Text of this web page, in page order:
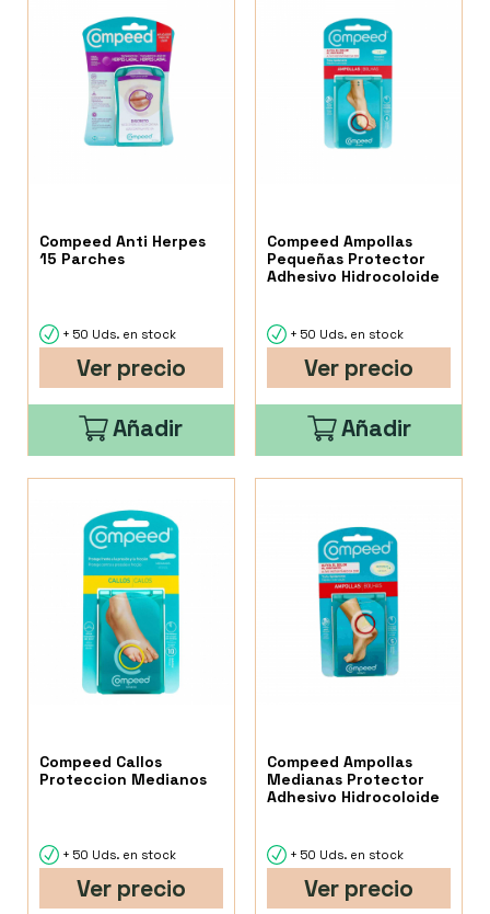
Compeed Anti Herpes
15 Parches
+ 50 Uds. en stock
Ver precio
Añadir
Compeed Ampollas
Pequeñas Protector
Adhesivo Hidrocoloide
+ 50 Uds. en stock
Ver precio
Añadir
Compeed Callos
Proteccion Medianos
+ 50 Uds. en stock
Ver precio
Compeed Ampollas
Medianas Protector
Adhesivo Hidrocoloide
+ 50 Uds. en stock
Ver precio